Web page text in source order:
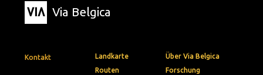
Via Belgica
Kontakt
Landkarte
Routen
Über Via Belgica
Forschung